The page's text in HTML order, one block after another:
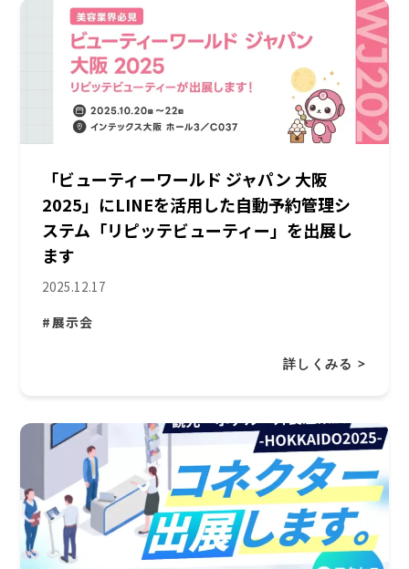
「ビューティーワールド ジャパン 大阪
2025」にLINEを活用した自動予約管理シ
ステム「リピッテビューティー」を出展し
ます
2025.12.17
#展示会
詳しくみる >